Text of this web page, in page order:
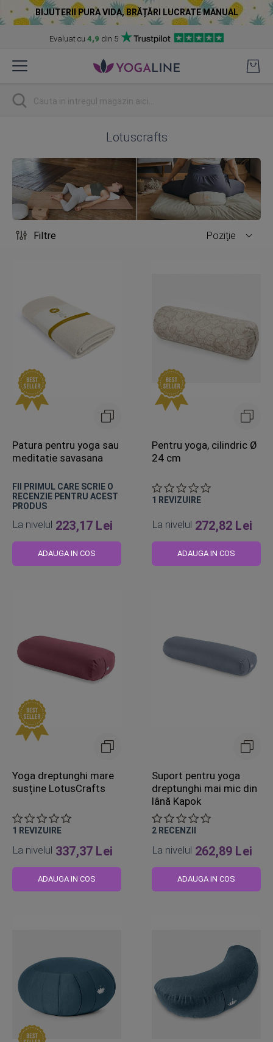
BIJUTERII PURA VIDA, BRĂȚĂRI LUCRATE MANUAL
Evaluat cu 4,9 din 5
to
Cautare
Lotuscrafts
Filtre Poziţie
Patura pentru yoga sau
meditatie savasana
FII PRIMUL CARE SCRIE O
RECENZIE PENTRU ACEST
PRODUS
La nivelul 223,17 Lei
ADAUGA IN COS
Pentru yoga, cilindric Ø
24 cm
1 REVIZUIRE
La nivelul 272,82 Lei
ADAUGA IN COS
Yoga dreptunghi mare
susține LotusCrafts
1 REVIZUIRE
La nivelul 337,37 Lei
ADAUGA IN COS
Suport pentru yoga
dreptunghi mai mic din
lână Kapok
2 RECENZII
La nivelul 262,89 Lei
ADAUGA IN COS